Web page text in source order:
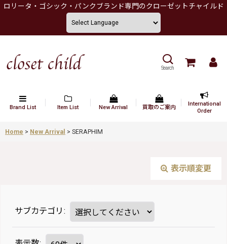
ロリータ・ゴシック・パンクブランド専門のクローゼットチャイルド
Search
Brand List Item List New Arrival 買取のご案内
International
Order
Home > New Arrival > SERAPHIM
表示順変更
サブカテゴリ :